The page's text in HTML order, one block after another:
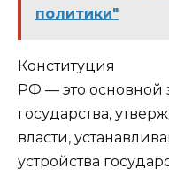
политики"
Конституция
РФ — это основной
государства,
власти,
устройства